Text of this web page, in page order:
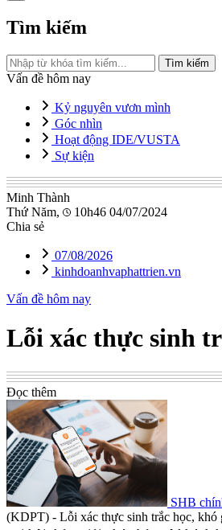
Tìm kiếm
Tìm kiếm
Vấn đề hôm nay
Kỷ nguyên vươn mình
Góc nhìn
Hoạt động IDE/VUSTA
Sự kiện
Minh Thành
Thứ Năm,
10h46 04/07/2024
Chia sẻ
07/08/2026
kinhdoanhvaphattrien.vn
Vấn đề hôm nay
Lỗi xác thực sinh
Đọc thêm
SHB
(KDPT) - Lỗi xác thực sinh trắc học, khó